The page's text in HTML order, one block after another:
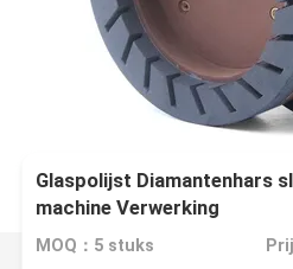
Glaspolijst Diamantenhars
machine Verwerking
MOQ：5 stuks